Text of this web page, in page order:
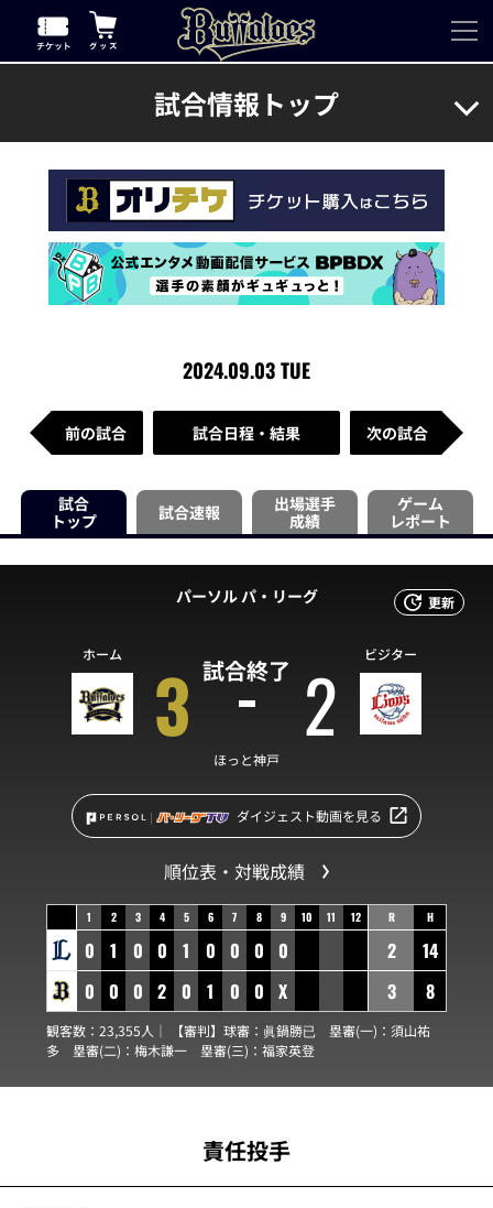
試合情報トップ
2024.09.03 TUE
前の試合 試合日程・結果 次の試合
試合
トップ
試合速報
出場選手
成績
ゲーム
レポート
更新
パーソル パ・リーグ
試合終了
ホーム 3 2 ビジター
ほっと神戸
ダイジェスト動画を見る
順位表・対戦成績
1 2 3 4 5 6 7 8 9 10 11 12
0 1 0 0 1 0 0 0 0
0 0 0 2 0 1 0 0 X
R H
2
14
3
8
観客数：23,355人｜ 【審判】球審： 眞鍋勝已 塁審(一)： 須山祐
多 塁審(二)： 梅木謙一 塁審(三)： 福家英登
責任投手